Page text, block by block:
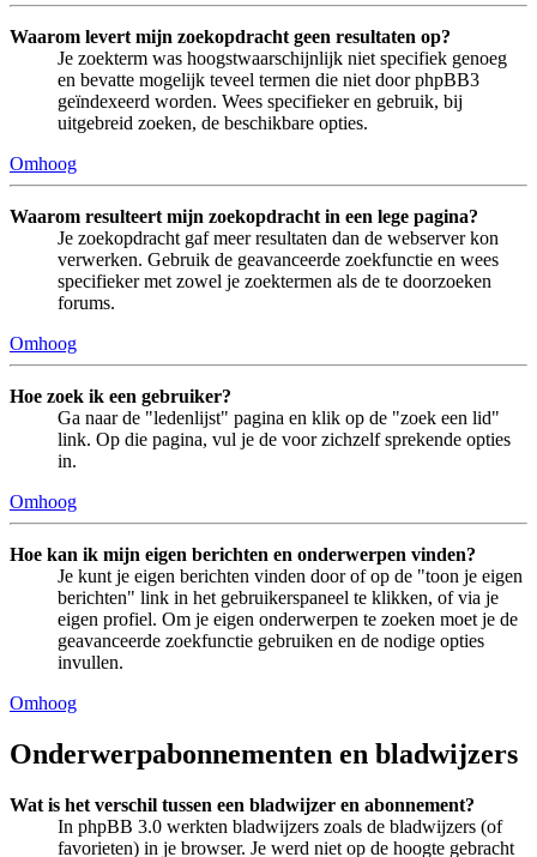
Waarom levert mijn zoekopdracht geen resultaten op?
Je zoekterm was hoogstwaarschijnlijk niet specifiek genoeg
en bevatte mogelijk teveel termen die niet door phpBB3
geïndexeerd worden. Wees specifieker en gebruik, bij
uitgebreid zoeken, de beschikbare opties.
Omhoog
Waarom resulteert mijn zoekopdracht in een lege pagina?
Je zoekopdracht gaf meer resultaten dan de webserver kon
verwerken. Gebruik de geavanceerde zoekfunctie en wees
specifieker met zowel je zoektermen als de te doorzoeken
forums.
Omhoog
Hoe zoek ik een gebruiker?
Ga naar de "ledenlijst" pagina en klik op de "zoek een lid"
link. Op die pagina, vul je de voor zichzelf sprekende opties
in.
Omhoog
Hoe kan ik mijn eigen berichten en onderwerpen vinden?
Je kunt je eigen berichten vinden door of op de "toon je eigen
berichten" link in het gebruikerspaneel te klikken, of via je
eigen profiel. Om je eigen onderwerpen te zoeken moet je de
geavanceerde zoekfunctie gebruiken en de nodige opties
invullen.
Omhoog
Onderwerpabonnementen en bladwijzers
Wat is het verschil tussen een bladwijzer en abonnement?
In phpBB 3.0 werkten bladwijzers zoals de bladwijzers (of
favorieten) in je browser. Je werd niet op de hoogte gebracht